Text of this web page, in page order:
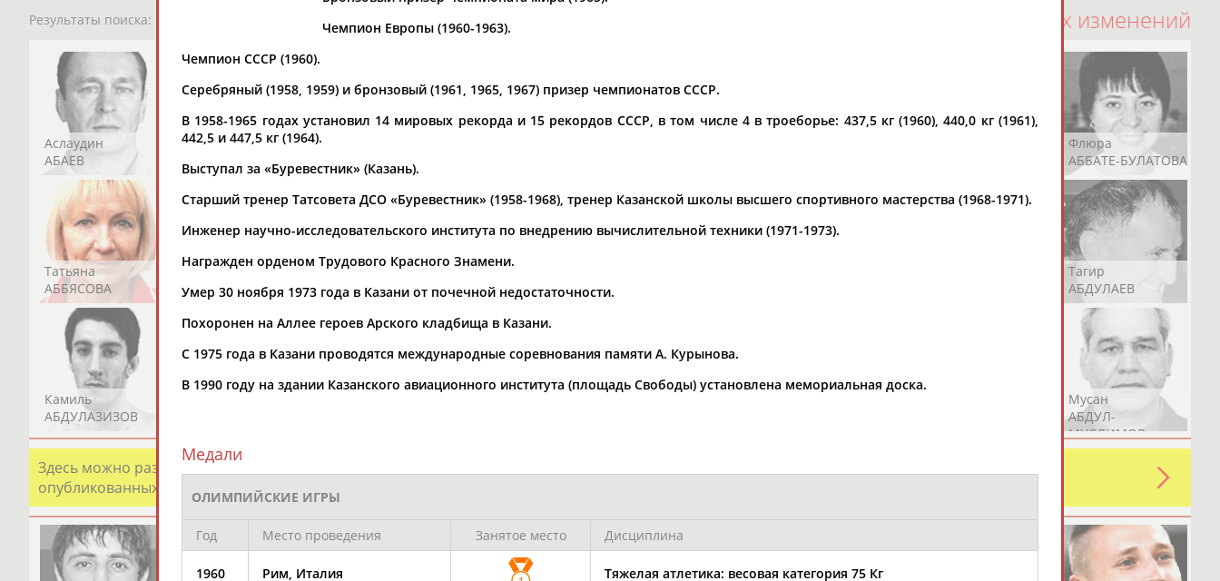
Результаты поиска: 100 последних изменений
Аслаудин
АБАЕВ
Елена
Мария
Флюра
АББАТЕ-БУЛАТОВА
Татьяна
АББЯСОВА
Акжана
АБДИКАРИМОВА
Артур
АБДРАХМАНОВ
Каримжан
АБДРАХМАНОВ
АБДРАХМАНОВА
Тагир
АБДУЛАЕВ
Камиль
АБДУЛАЗИЗОВ
Мусан
АБДУЛ-
МУСЛИМОВ
Здесь можно разместить информацию о хорошо известном спортсмене, тренере, специалисте или исправить какую-либо ошибку в уже
опубликованных записях. Страна должна знать своих героев! Герои спорта - это одни из главных патриотов своей страны!
Чемпион Европы (1960-1963).
Чемпион СССР (1960).
Серебряный (1958, 1959) и бронзовый (1961, 1965, 1967) призер чемпионатов СССР.
В 1958-1965 годах установил 14 мировых рекорда и 15 рекордов СССР, в том числе 4 в троеборье: 437,5 кг (1960), 440,0 кг (1961),
442,5 и 447,5 кг (1964).
Выступал за «Буревестник» (Казань).
Старший тренер Татсовета ДСО «Буревестник» (1958-1968), тренер Казанской школы высшего спортивного мастерства (1968-1971).
Инженер научно-исследовательского института по внедрению вычислительной техники (1971-1973).
Награжден орденом Трудового Красного Знамени.
Умер 30 ноября 1973 года в Казани от почечной недостаточности.
Похоронен на Аллее героев Арского кладбища в Казани.
С 1975 года в Казани проводятся международные соревнования памяти А. Курынова.
В 1990 году на здании Казанского авиационного института (площадь Свободы) установлена мемориальная доска.
Медали
ОЛИМПИЙСКИЕ ИГРЫ
Год Место проведения Занятое место Дисциплина
1960 Рим, Италия Тяжелая атлетика: весовая категория 75 Кг